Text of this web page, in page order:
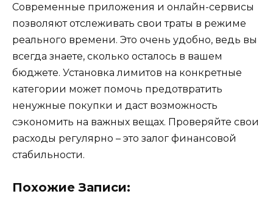
Современные приложения и онлайн-сервисы
позволяют отслеживать свои траты в режиме
реального времени. Это очень удобно, ведь вы
всегда знаете, сколько осталось в вашем
бюджете. Установка лимитов на конкретные
категории может помочь предотвратить
ненужные покупки и даст возможность
сэкономить на важных вещах. Проверяйте свои
расходы регулярно – это залог финансовой
стабильности.
Похожие Записи: